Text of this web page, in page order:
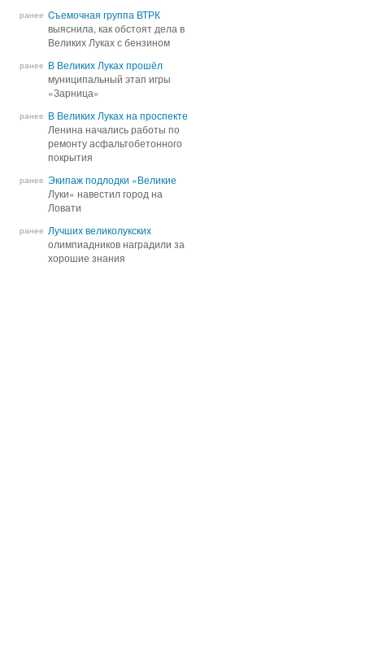
ранее Cъемочная группа ВТРК
выяснила, как обстоят дела в
Великих Луках с бензином
Cъемочная группа ВТРК
выяснила, как обстоят дела в
Великих Луках с бензином
ранее В Великих Луках прошёл
муниципальный этап игры
«Зарница»
В Великих Луках прошёл
муниципальный этап игры
«Зарница»
ранее В Великих Луках на проспекте
Ленина начались работы по
ремонту асфальтобетонного
покрытия
В Великих Луках на проспекте
Ленина начались работы по
ремонту асфальтобетонного
покрытия
ранее Экипаж подлодки «Великие
Луки» навестил город на
Ловати
Экипаж подлодки «Великие
Луки» навестил город на
Ловати
ранее Лучших великолукских
олимпиадников наградили за
хорошие знания
Лучших великолукских
олимпиадников наградили за
хорошие знания